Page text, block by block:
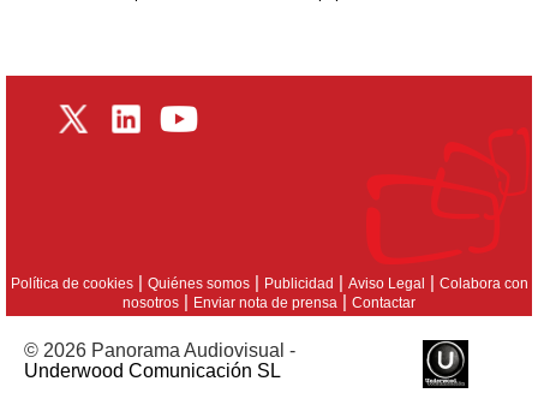
Política de cookies| Quiénes somos| Publicidad | Aviso Legal | Colabora con
nosotros | Enviar nota de prensa | Contactar
© 2026 Panorama Audiovisual -
Underwood Comunicación SL